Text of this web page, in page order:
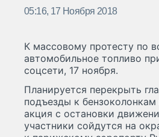
05:16, 17 Ноября 2018
К массовому протесту по
автомобильное топливо
соцсети, 17 ноября.
Планируется перекрыть
подъезды к
акция с остановки
участники сойдутся на